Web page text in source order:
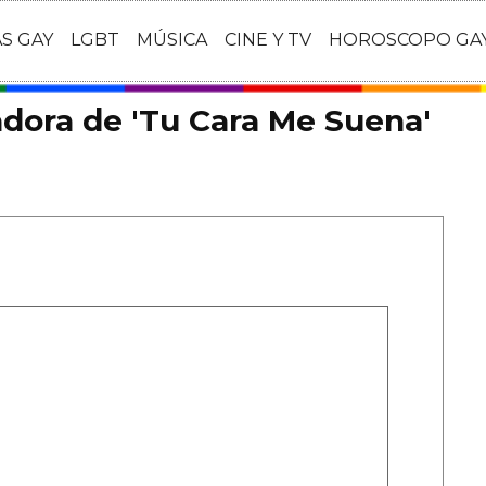
GAY LGBT MÚSICA CINE Y TV HOROSCOPO
de 'Tu Cara Me Suena'